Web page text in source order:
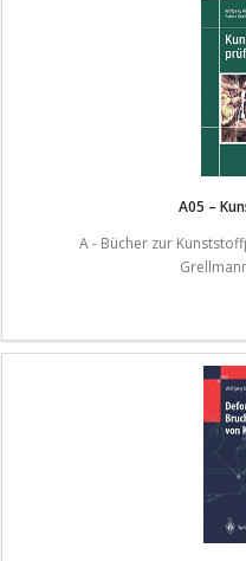
A05 –
A - Bücher zur